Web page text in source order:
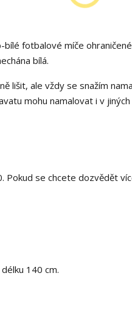
fotbalové míče
bílá.
lišit, ale vždy se snažím
mohu namalovat i v jiných
se chcete dozvědět
140 cm.